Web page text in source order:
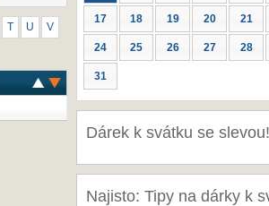
T U V
17 18 19 20 21
24 25 26 27 28
31
Dárek k svátku se slevou!
Najisto: Tipy na dárky k